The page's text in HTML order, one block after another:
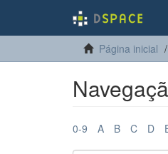
Página inicial
0-9 A B C D